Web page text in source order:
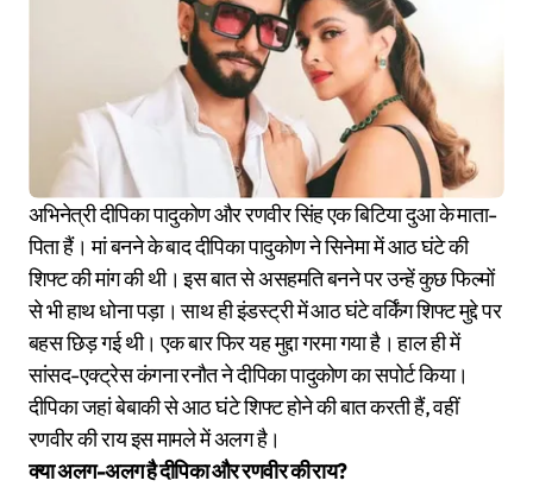
अभिनेत्री दीपिका पादुकोण और रणवीर सिंह एक बिटिया दुआ के माता-
पिता हैं। मां बनने के बाद दीपिका पादुकोण ने सिनेमा में आठ घंटे की
शिफ्ट की मांग की थी। इस बात से असहमति बनने पर उन्हें कुछ फिल्मों
से भी हाथ धोना पड़ा। साथ ही इंडस्ट्री में आठ घंटे वर्किंग शिफ्ट मुद्दे पर
बहस छिड़ गई थी। एक बार फिर यह मुद्दा गरमा गया है। हाल ही में
सांसद-एक्ट्रेस कंगना रनौत ने दीपिका पादुकोण का सपोर्ट किया।
दीपिका जहां बेबाकी से आठ घंटे शिफ्ट होने की बात करती हैं, वहीं
रणवीर की राय इस मामले में अलग है।
क्या अलग-अलग है दीपिका और रणवीर की राय?